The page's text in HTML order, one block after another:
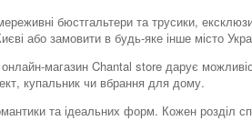
бюстгальтери та трусики,
або замовити в будь-яке інше місто
магазин Chantal store дарує
купальник чи вбрання для дому.
та ідеальних форм. Кожен